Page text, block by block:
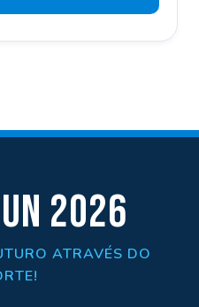
2026
ATRAVÉS DO